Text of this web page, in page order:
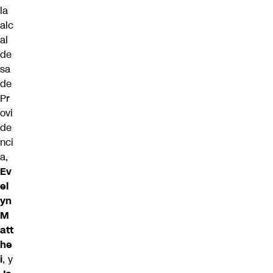
la
alc
al
de
sa
de
Pr
ovi
de
nci
a,
Ev
el
yn
M
att
he
i, y